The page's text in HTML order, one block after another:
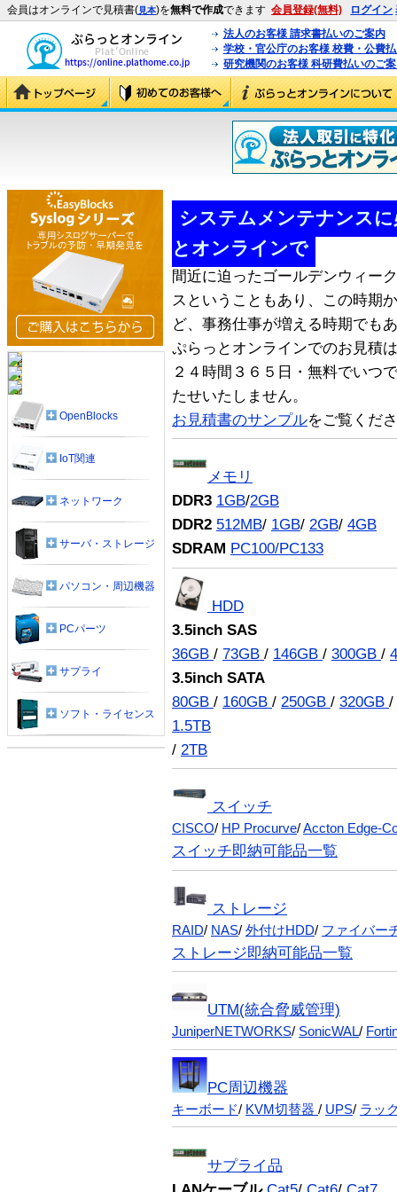
会員はオンラインで見積書(見本)を無料で作成できます 会員登録(無料) ログイン
法人のお客様 請求書払いのご案内
学校・官公庁のお客様 校費・公費
研究機関のお客様 科研費払いのご
システムメンテナンス
とオンラインで
間近に迫ったゴールデンウィー
スということもあり、この時期
ど、事務仕事が増える時期でも
ぷらっとオンラインでのお見積は
２４時間３６５日・無料でいつ
たせいたしません。
お見積書のサンプルをご覧くだ
メモリ
DDR3 1GB/2GB
DDR2 512MB/ 1GB/ 2GB/ 4GB
SDRAM PC100/PC133
HDD
3.5inch SAS
36GB / 73GB / 146GB / 300GB /
3.5inch SATA
80GB / 160GB / 250GB / 320GB /
1.5TB
/ 2TB
スイッチ
CISCO/ HP Procurve/Accton Edge-
スイッチ即納可能品一覧
ストレージ
RAID/ NAS/ 外付けHDD/ ファイバー
ストレージ即納可能品一覧
UTM(統合脅威管理)
JuniperNETWORKS/ SonicWAL/
PC周辺機器
キーボード/ KVM切替器 / UPS/ ラッ
サプライ品
OpenBlocks
IoT関連
ネットワーク
サーバ・ストレージ
パソコン・周辺機器
PCパーツ
サプライ
ソフト・ライセンス